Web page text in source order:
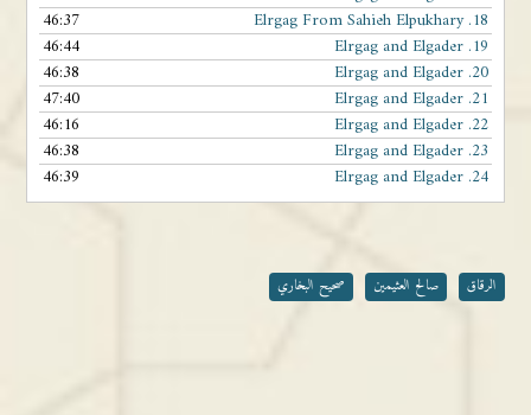
18.
Elrgag From Sahieh Elpukhary
46:37
19.
Elrgag and Elgader
46:44
20.
Elrgag and Elgader
46:38
21.
Elrgag and Elgader
47:40
22.
Elrgag and Elgader
46:16
23.
Elrgag and Elgader
46:38
24.
Elrgag and Elgader
46:39
الرقاق صالح العثيمين صحيح البخاري